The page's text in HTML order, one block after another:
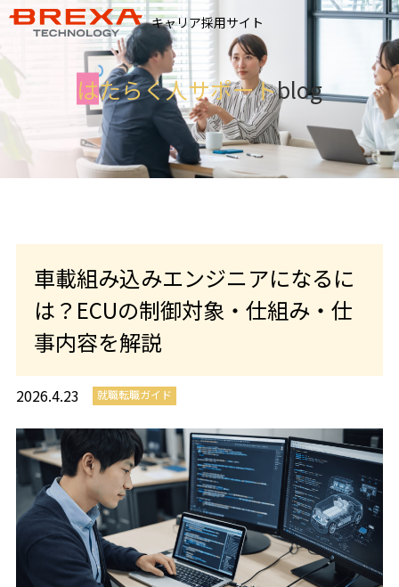
キャリア採用サイト
はたらく人サポートblog
車載組み込みエンジニアになるに
は？ECUの制御対象・仕組み・仕
事内容を解説
2026.4.23 就職転職ガイド